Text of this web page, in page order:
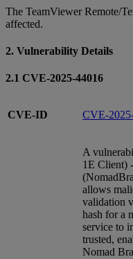
The TeamViewer Remote/
affected.
2. Vulnerability Details
2.1 CVE-2025-44016
CVE-ID CVE-
A
1E Client)
allows
validation
hash for a
service to
trusted,
Nomad